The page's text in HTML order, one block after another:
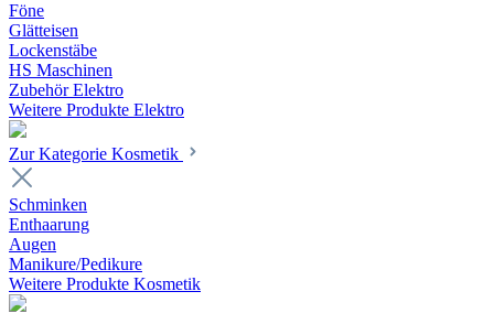
Föne
Glätteisen
Lockenstäbe
HS Maschinen
Zubehör Elektro
Weitere Produkte Elektro
Zur Kategorie Kosmetik
Schminken
Enthaarung
Augen
Manikure/Pedikure
Weitere Produkte Kosmetik